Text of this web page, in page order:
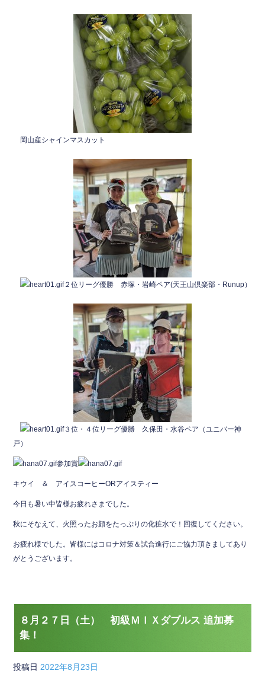
岡山産シャインマスカット
２位リーグ優勝 赤塚・岩崎ペア(天王山倶楽部・Runup）
３位・４位リーグ優勝 久保田・水谷ペア（ユニバー神
戸）
参加賞
キウイ ＆ アイスコーヒーORアイスティー
今日も暑い中皆様お疲れさまでした。
秋にそなえて、火照ったお顔をたっぷりの化粧水で！回復してください。
お疲れ様でした。皆様にはコロナ対策＆試合進行にご協力頂きましてあり
がとうございます。
８月２７日（土） 初級ＭＩＸダブルス 追加募
集！
投稿日 2022年8月23日